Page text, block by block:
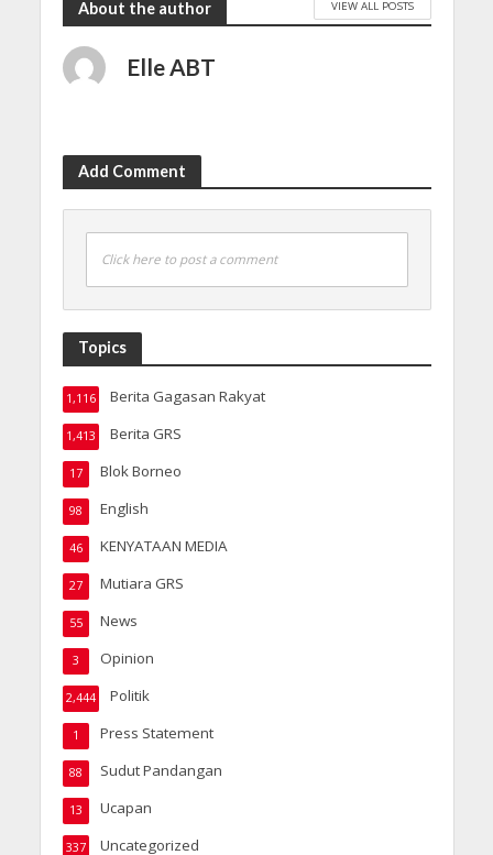
About the author VIEW ALL POSTS
Elle ABT
Add Comment
Click here to post a comment
Topics
Berita Gagasan Rakyat
1,116
Berita GRS
1,413
Blok Borneo
17
English
98
KENYATAAN MEDIA
46
Mutiara GRS
27
News
55
Opinion
3
Politik
2,444
Press Statement
1
Sudut Pandangan
88
Ucapan
13
Uncategorized
337